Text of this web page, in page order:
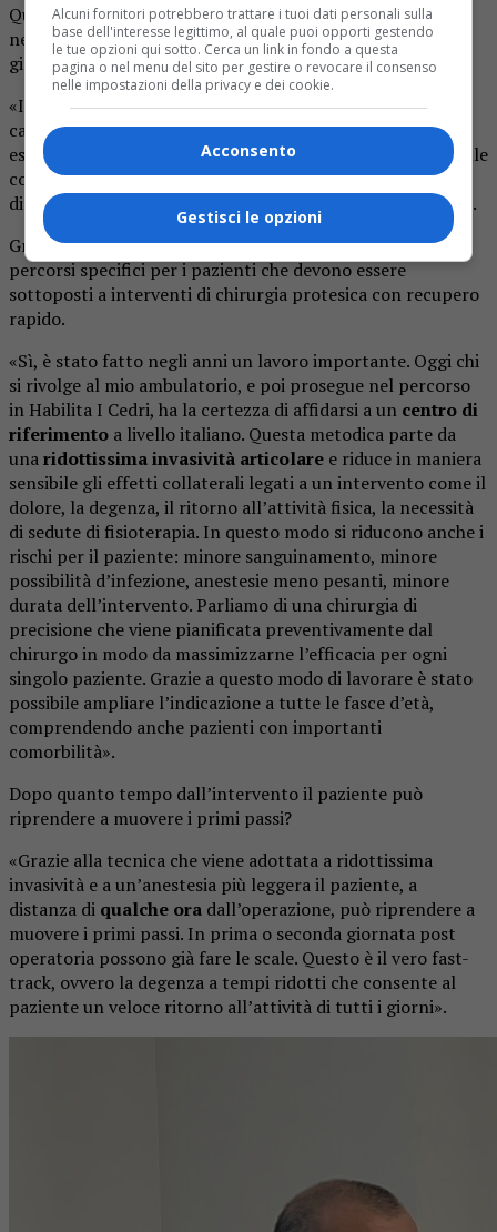
Quali sono le condizioni per le quali solitamente si rende
necessario un intervento di chirurgia protesica di anca o
ginocchio?
«I sintomi più evidenti e frequenti che fungono da
campanello d’allarme sono ildolore articolare, che può
essere presente in zona lombare, all’altezza dei glutei, delle
cosce o del ginocchio, lazoppiae la limitazione o la
difficoltà nella gestione delle normali attività quotidiane».
Grazie al suo lavoro, oggi la struttura ha organizzato
percorsi specifici per i pazienti che devono essere
sottoposti a interventi di chirurgia protesica con recupero
rapido.
«Sì, è stato fatto negli anni un lavoro importante. Oggi chi
si rivolge al mio ambulatorio, e poi prosegue nel percorso
in Habilita I Cedri, ha la certezza di affidarsi a un centro di
riferimento a livello italiano. Questa metodica parte da
unaridottissima invasività articolare e riduce in maniera
sensibile gli effetti collaterali legati a un intervento come il
dolore, la degenza, il ritorno all’attività fisica, la necessità
di sedute di fisioterapia. In questo modo si riducono anche i
rischi per il paziente: minore sanguinamento, minore
possibilità d’infezione, anestesie meno pesanti, minore
durata dell’intervento. Parliamo di una chirurgia di
precisione che viene pianificata preventivamente dal
chirurgo in modo da massimizzarne l’efficacia per ogni
singolo paziente. Grazie a questo modo di lavorare è stato
possibile ampliare l’indicazione a tutte le fasce d’età,
comprendendo anche pazienti con importanti
comorbilità».
Dopo quanto tempo dall’intervento il paziente può
riprendere a muovere i primi passi?
«Grazie alla tecnica che viene adottata a ridottissima
invasività e a un’anestesia più leggera il paziente, a
distanza di qualche ora dall’operazione, può riprendere a
muovere i primi passi. In prima o seconda giornata post
operatoria possono già fare le scale. Questo è il vero fast-
track, ovvero la degenza a tempi ridotti che consente al
paziente un veloce ritorno all’attività di tutti i giorni».
Alcuni fornitori potrebbero trattare i tuoi dati personali sulla
base dell'interesse legittimo, al quale puoi opporti gestendo
le tue opzioni qui sotto. Cerca un link in fondo a questa
pagina o nel menu del sito per gestire o revocare il consenso
nelle impostazioni della privacy e dei cookie.
Acconsento
Gestisci le opzioni